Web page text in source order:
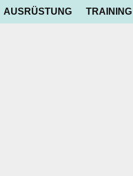
AUSRÜSTUNG TRAINING